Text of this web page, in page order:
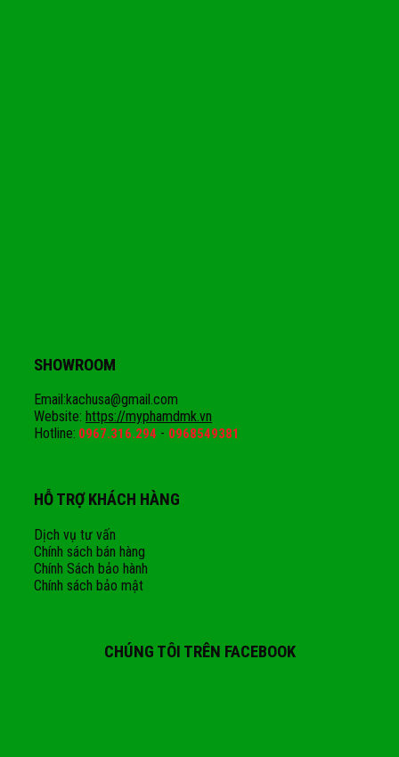
SHOWROOM
Email:kachusa@gmail.com
Website: https://myphamdmk.vn
Hotline: 0967.316.294 - 0968549381
HỖ TRỢ KHÁCH HÀNG
Dịch vụ tư vấn
Chính sách bán hàng
Chính Sách bảo hành
Chính sách bảo mật
CHÚNG TÔI TRÊN FACEBOOK